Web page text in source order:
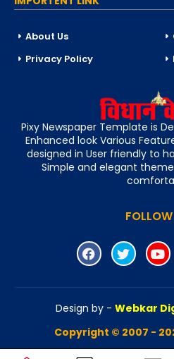
About Us
Privacy Policy
Pixy Newspaper Template is
Enhanced look Various
designed in User friendly to
Simple and elegant
Design by - Webkar
Copyright © 2007 -